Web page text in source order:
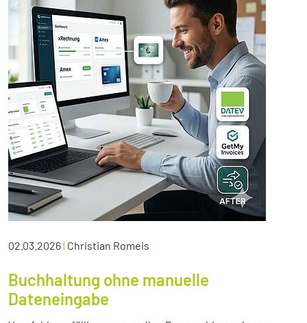
02.03.2026| Christian Romeis
Buchhaltung ohne manuelle
Dateneingabe